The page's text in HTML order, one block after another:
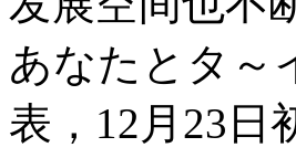
あなたとタ～
表，12月23日